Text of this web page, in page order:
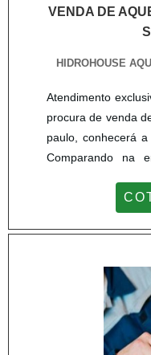
VENDA DE
HIDROHOUSE
Atendimento
procura de venda
paulo, conhecerá
Comparando na
qualidade da área
com os
técnica
AQUECEDORES
Hidrohouse
em criar para